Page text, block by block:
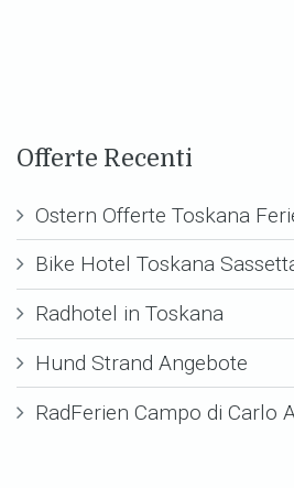
Offerte Recenti
Ostern Offerte Toskana
Bike Hotel Toskana
Radhotel in Toskana
Hund Strand Angebote
RadFerien Campo di Carlo